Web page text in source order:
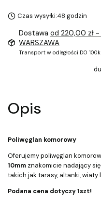
Czas wysyłki:48 godzin
Dostawaod 220,00 zł -
WARSZAWA
Transport w odległości DO
Opis
Poliwęglan komorowy
Oferujemy poliwęglan
10mm znakomicie nadający
takich jak tarasy, altanki, wiaty
Podana cena dotyczy 1szt!